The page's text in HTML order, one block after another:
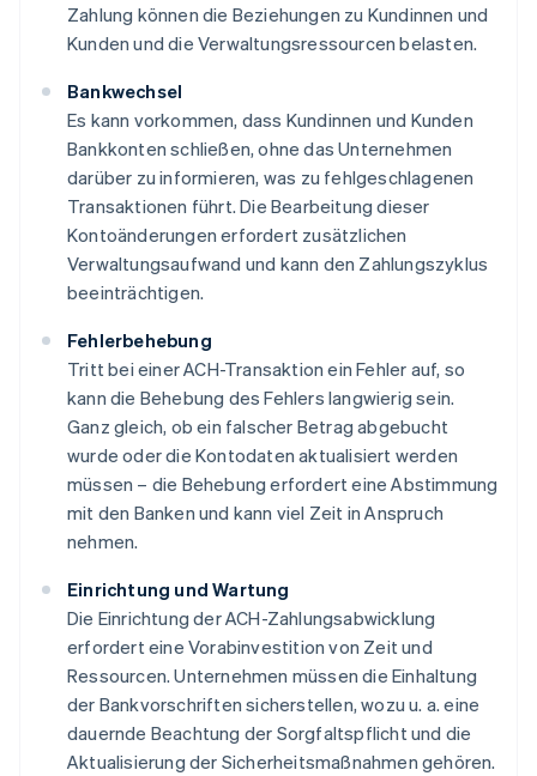
Zahlung können die Beziehungen zu Kundinnen und
Kunden und die Verwaltungsressourcen belasten.
Bankwechsel
Es kann vorkommen, dass Kundinnen und Kunden
Bankkonten schließen, ohne das Unternehmen
darüber zu informieren, was zu fehlgeschlagenen
Transaktionen führt. Die Bearbeitung dieser
Kontoänderungen erfordert zusätzlichen
Verwaltungsaufwand und kann den Zahlungszyklus
beeinträchtigen.
Fehlerbehebung
Tritt bei einer ACH-Transaktion ein Fehler auf, so
kann die Behebung des Fehlers langwierig sein.
Ganz gleich, ob ein falscher Betrag abgebucht
wurde oder die Kontodaten aktualisiert werden
müssen – die Behebung erfordert eine Abstimmung
mit den Banken und kann viel Zeit in Anspruch
nehmen.
Einrichtung und Wartung
Die Einrichtung der ACH-Zahlungsabwicklung
erfordert eine Vorabinvestition von Zeit und
Ressourcen. Unternehmen müssen die Einhaltung
der Bankvorschriften sicherstellen, wozu u. a. eine
dauernde Beachtung der Sorgfaltspflicht und die
Aktualisierung der Sicherheitsmaßnahmen gehören.